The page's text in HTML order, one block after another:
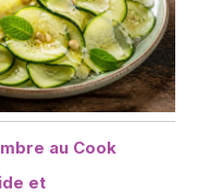
au Cook
et